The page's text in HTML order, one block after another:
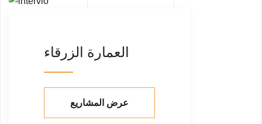
العمارة الزرقاء
عرض المشاريع